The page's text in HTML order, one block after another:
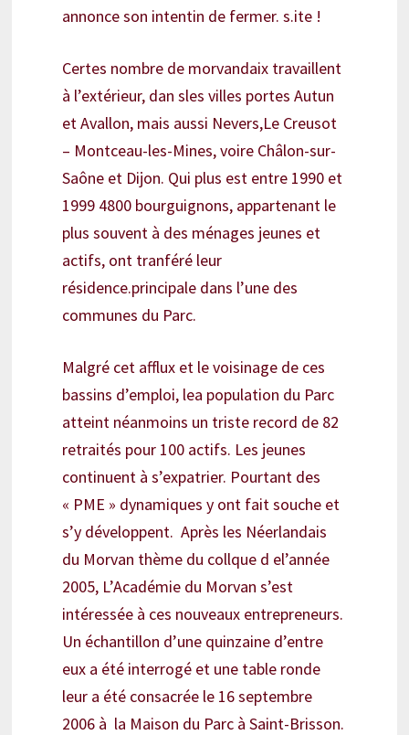
annonce son intentin de fermer. s.ite !
Certes nombre de morvandaix travaillent
à l’extérieur, dan sles villes portes Autun
et Avallon, mais aussi Nevers,Le Creusot
– Montceau-les-Mines, voire Châlon-sur-
Saône et Dijon. Qui plus est entre 1990 et
1999 4800 bourguignons, appartenant le
plus souvent à des ménages jeunes et
actifs, ont tranféré leur
résidence.principale dans l’une des
communes du Parc.
Malgré cet afflux et le voisinage de ces
bassins d’emploi, lea population du Parc
atteint néanmoins un triste record de 82
retraités pour 100 actifs. Les jeunes
continuent à s’expatrier. Pourtant des
« PME » dynamiques y ont fait souche et
s’y développent. Après les Néerlandais
du Morvan thème du collque d el’année
2005, L’Académie du Morvan s’est
intéressée à ces nouveaux entrepreneurs.
Un échantillon d’une quinzaine d’entre
eux a été interrogé et une table ronde
leur a été consacrée le 16 septembre
2006 à la Maison du Parc à Saint-Brisson.